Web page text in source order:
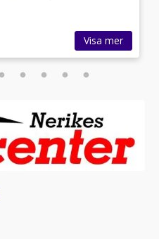
Visa mer